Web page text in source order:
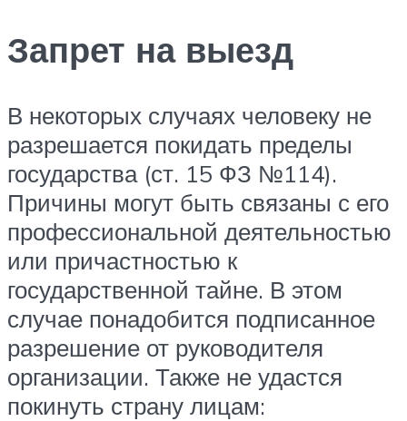
Запрет на выезд
В некоторых случаях человеку не
разрешается покидать пределы
государства (ст. 15 ФЗ №114).
Причины могут быть связаны с его
профессиональной деятельностью
или причастностью к
государственной тайне. В этом
случае понадобится подписанное
разрешение от руководителя
организации. Также не удастся
покинуть страну лицам: